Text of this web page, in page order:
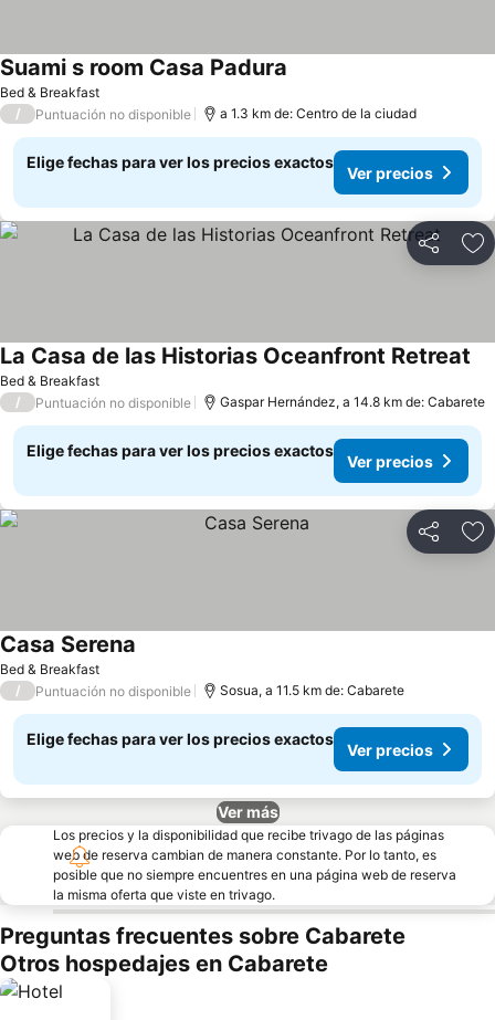
Bed & Breakfast
Suami s room Casa Padura
/ Puntuación no disponible a 1.3 km de: Centro de la ciudad
Elige fechas para ver los precios exactos
Ver precios
Compartir
Bed & Breakfast
La Casa de las Historias Oceanfront Retreat
/ Puntuación no disponible Gaspar Hernández, a 14.8 km de: Cabarete
Elige fechas para ver los precios exactos
Ver precios
Compartir
Bed & Breakfast
Casa Serena
/ Puntuación no disponible Sosua, a 11.5 km de: Cabarete
Elige fechas para ver los precios exactos
Ver precios
Ver más
Los precios y la disponibilidad que recibe trivago de las páginas
web de reserva cambian de manera constante. Por lo tanto, es
posible que no siempre encuentres en una página web de reserva
la misma oferta que viste en trivago.
Preguntas frecuentes sobre Cabarete
Otros hospedajes en Cabarete